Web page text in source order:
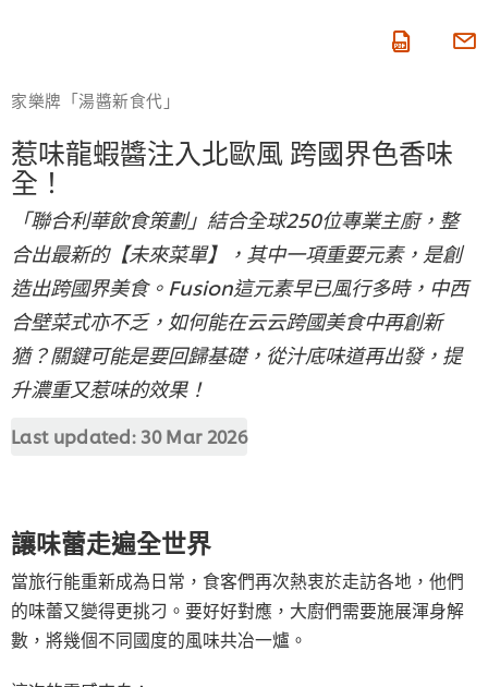
家樂牌「湯醬新食代」
惹味龍蝦醬注入北歐風 跨國界色香味
全！
「聯合利華飲食策劃」結合全球250位專業主廚，整
合出最新的【未來菜單】，其中一項重要元素，是創
造出跨國界美食。Fusion這元素早已風行多時，中西
合壁菜式亦不乏，如何能在云云跨國美食中再創新
猶？關鍵可能是要回歸基礎，從汁底味道再出發，提
升濃重又惹味的效果！
Last updated: 30 Mar 2026
讓味蕾走遍全世界
當旅行能重新成為日常，食客們再次熱衷於走訪各地，他們
的味蕾又變得更挑刁。要好好對應，大廚們需要施展渾身解
數，將幾個不同國度的風味共冶一爐。